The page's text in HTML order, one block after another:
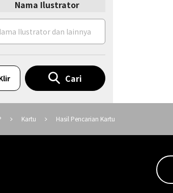
Nama Ilustrator
Cari
Kartu Hasil Pencarian Kartu